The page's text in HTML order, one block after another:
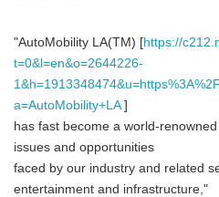
"AutoMobility LA(TM) [https://
t=0&l=en&o=2644226-
a=AutoMobility+LA]
has fast become a world-
issues and opportunities
faced by our industry and related
entertainment and infrastructure,"